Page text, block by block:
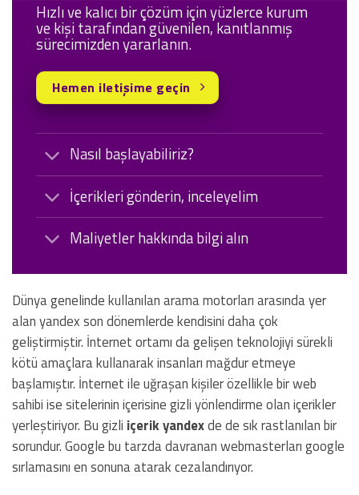
Nasıl başlayabiliriz?
İçerikleri gönderin, inceleyelim
Maliyetler hakkında bilgi alın
Hızlı ve kalıcı bir çözüm için yüzlerce kurum
ve kişi tarafından güvenilen, kanıtlanmış
sürecimizden yararlanın.
Hemen iletişime geçin
Dünya genelinde kullanılan arama motorları arasında yer
alan yandex son dönemlerde kendisini daha çok
geliştirmiştir. İnternet ortamı da gelişen teknolojiyi sürekli
kötü amaçlara kullanarak insanları mağdur etmeye
başlamıştır. İnternet ile uğraşan kişiler özellikle bir web
sahibi ise sitelerinin içerisine gizli yönlendirme olan içerikler
yerleştiriyor. Bu gizli içerik yandexde de sık rastlanılan bir
sorundur. Google bu tarzda davranan webmasterları google
sırlamasını en sonuna atarak cezalandırıyor.